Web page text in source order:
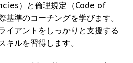
）と倫理規定（Code of
準のコーチングを学びます。
イアントをしっかりと支援する
キルを習得します。